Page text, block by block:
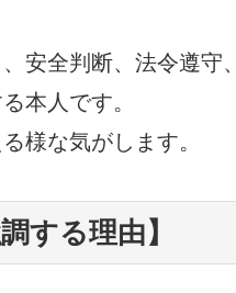
安全判断、法令遵守
本人です。
様な気がします。
する理由】